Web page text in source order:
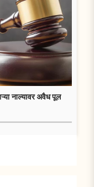
नाल्यावर अवैध पूल